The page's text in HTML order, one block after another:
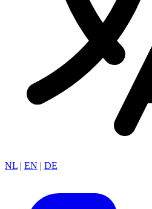
NL | EN | DE